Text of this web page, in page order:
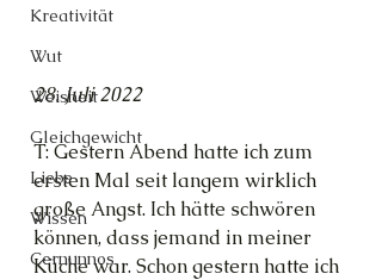
Kreativität
Wut
Weisheit
Gleichgewicht
Liebe
Wissen
Cernunnos
28. Juli 2022
T: Gestern Abend hatte ich zum
ersten Mal seit langem wirklich
große Angst. Ich hätte schwören
können, dass jemand in meiner
Küche war. Schon gestern hatte ich